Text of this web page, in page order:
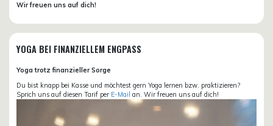
Wir freuen uns auf dich!
YOGA BEI FINANZIELLEM ENGPASS
Yoga trotz finanzieller Sorge
Du bist knapp bei Kasse und möchtest gern Yoga lernen bzw. praktizieren?
Sprich uns auf diesen Tarif per E-Mail an. Wir freuen uns auf dich!